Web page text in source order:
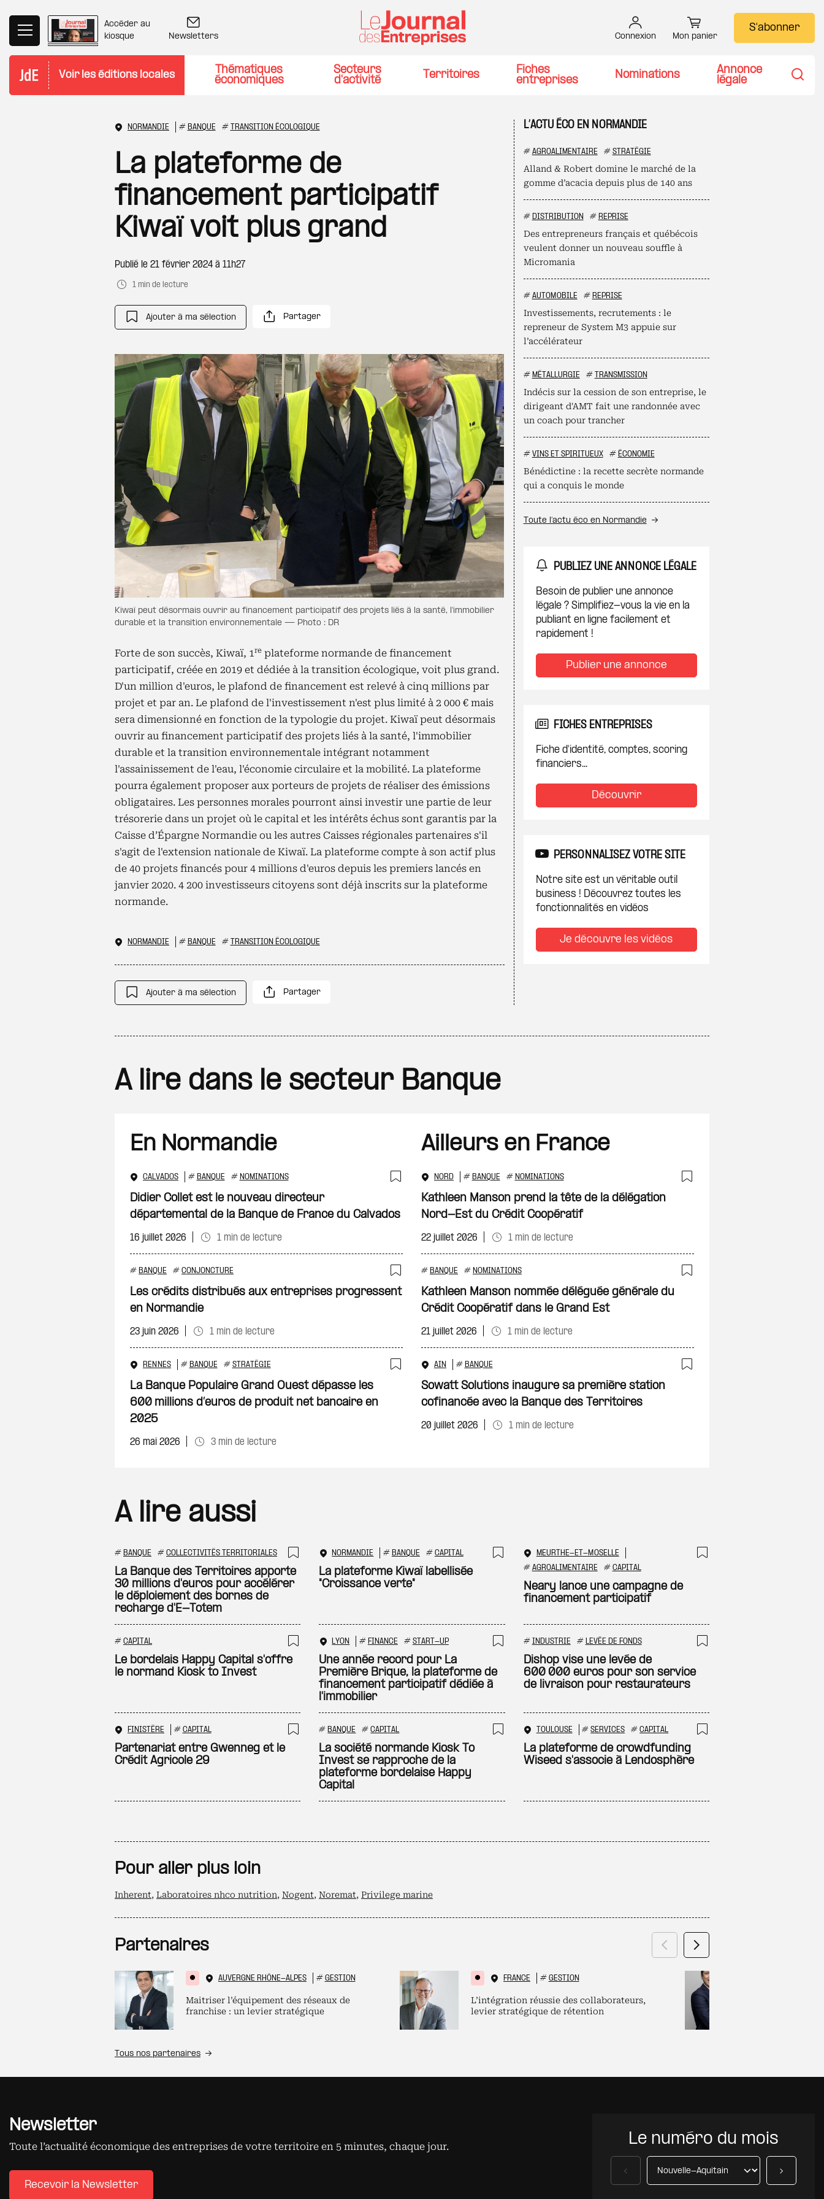
Accéder au
kiosque
Newsletters Connexion Mon panier
S'abonner
Voir les éditions locales
Thématiques
économiques
Secteurs
d'activité
Territoires
Fiches
entreprises
Nominations
Annonce
légale
NORMANDIE # BANQUE # TRANSITION ÉCOLOGIQUE
La plateforme de
financement participatif
Kiwaï voit plus grand
Publié le 21 février 2024 à 11h27
1 min de lecture
Ajouter à ma sélection Partager
Kiwaï peut désormais ouvrir au financement participatif des projets liés à la santé, l'immobilier
durable et la transition environnementale — Photo : DR
Forte de son succès, Kiwaï, 1re plateforme normande de financement
participatif, créée en 2019 et dédiée à la transition écologique, voit plus grand.
D'un million d'euros, le plafond de financement est relevé à cinq millions par
projet et par an. Le plafond de l'investissement n'est plus limité à 2 000 € mais
sera dimensionné en fonction de la typologie du projet. Kiwaï peut désormais
ouvrir au financement participatif des projets liés à la santé, l'immobilier
durable et la transition environnementale intégrant notamment
l'assainissement de l'eau, l'économie circulaire et la mobilité. La plateforme
pourra également proposer aux porteurs de projets de réaliser des émissions
obligataires. Les personnes morales pourront ainsi investir une partie de leur
trésorerie dans un projet où le capital et les intérêts échus sont garantis par la
Caisse d’Épargne Normandie ou les autres Caisses régionales partenaires s'il
s'agit de l'extension nationale de Kiwaï. La plateforme compte à son actif plus
de 40 projets financés pour 4 millions d'euros depuis les premiers lancés en
janvier 2020. 4 200 investisseurs citoyens sont déjà inscrits sur la plateforme
normande.
NORMANDIE # BANQUE # TRANSITION ÉCOLOGIQUE
Ajouter à ma sélection Partager
L’ACTU ÉCO EN NORMANDIE
# AGROALIMENTAIRE # STRATÉGIE
Alland & Robert domine le marché de la
gomme d’acacia depuis plus de 140 ans
# DISTRIBUTION # REPRISE
Des entrepreneurs français et québécois
veulent donner un nouveau souffle à
Micromania
# AUTOMOBILE # REPRISE
Investissements, recrutements : le
repreneur de System M3 appuie sur
l’accélérateur
# MÉTALLURGIE # TRANSMISSION
Indécis sur la cession de son entreprise, le
dirigeant d'AMT fait une randonnée avec
un coach pour trancher
# VINS ET SPIRITUEUX # ÉCONOMIE
Bénédictine : la recette secrète normande
qui a conquis le monde
Toute l’actu éco en Normandie
PUBLIEZ UNE ANNONCE LÉGALE
Besoin de publier une annonce
légale ? Simplifiez-vous la vie en la
publiant en ligne facilement et
rapidement !
Publier une annonce
FICHES ENTREPRISES
Fiche d'identité, comptes, scoring
financiers...
Découvrir
PERSONNALISEZ VOTRE SITE
Notre site est un véritable outil
business ! Découvrez toutes les
fonctionnalités en vidéos
Je découvre les vidéos
A lire dans le secteur Banque
En Normandie
CALVADOS # BANQUE # NOMINATIONS
Ajouter à ma sélection
Didier Collet est le nouveau directeur
départemental de la Banque de France du Calvados
16 juillet 2026 1 min de lecture
# BANQUE # CONJONCTURE
Ajouter à ma sélection
Les crédits distribués aux entreprises progressent
en Normandie
23 juin 2026 1 min de lecture
RENNES # BANQUE # STRATÉGIE
Ajouter à ma sélection
La Banque Populaire Grand Ouest dépasse les
600 millions d’euros de produit net bancaire en
2025
26 mai 2026 3 min de lecture
Ailleurs en France
NORD # BANQUE # NOMINATIONS
Kathleen Manson prend la tête de la délégation
Nord-Est du Crédit Coopératif
22 juillet 2026 1 min de lecture
# BANQUE # NOMINATIONS
Kathleen Manson nommée déléguée générale du
Crédit Coopératif dans le Grand Est
21 juillet 2026 1 min de lecture
AIN # BANQUE
Sowatt Solutions inaugure sa première station
cofinancée avec la Banque des Territoires
20 juillet 2026 1 min de lecture
A lire aussi
# BANQUE # COLLECTIVITÉS TERRITORIALES
Ajouter à ma sélection
La Banque des Territoires apporte
30 millions d'euros pour accélérer
le déploiement des bornes de
recharge d'E-Totem
NORMANDIE # BANQUE # CAPITAL
Ajouter à ma sélection
La plateforme Kiwaï labellisée
"Croissance verte"
MEURTHE-ET-MOSELLE
# AGROALIMENTAIRE # CAPITAL
Neary lance une campagne de
financement participatif
# CAPITAL
Ajouter à ma sélection
Le bordelais Happy Capital s'offre
le normand Kiosk to Invest
LYON # FINANCE # START-UP
Ajouter à ma sélection
Une année record pour La
Première Brique, la plateforme de
financement participatif dédiée à
l'immobilier
# INDUSTRIE # LEVÉE DE FONDS
Dishop vise une levée de
600 000 euros pour son service
de livraison pour restaurateurs
FINISTÈRE # CAPITAL
Ajouter à ma sélection
Partenariat entre Gwenneg et le
Crédit Agricole 29
#BANQUE #CAPITAL
Ajouter à ma sélection
La société normande Kiosk To
Invest se rapproche de la
plateforme bordelaise Happy
Capital
TOULOUSE #SERVICES #CAPITAL
La plateforme de crowdfunding
Wiseed s'associe à Lendosphère
Pour aller plus loin
Inherent, Laboratoires nhco nutrition, Nogent, Noremat, Privilege marine
Partenaires
AUVERGNE RHÔNE-ALPES # GESTION
Maitriser l’équipement des réseaux de
franchise : un levier stratégique
FRANCE # GESTION
L’intégration réussie des collaborateurs,
levier stratégique de rétention
Précédent
Suivant
Tous nos partenaires
Newsletter
Toute l’actualité économique des entreprises de votre territoire en 5 minutes, chaque jour.
Recevoir la Newsletter
Le numéro du mois
Précédent Suivant